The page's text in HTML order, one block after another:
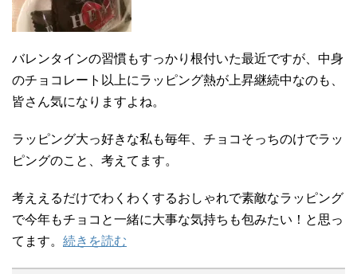
バレンタインの習慣もすっかり根付いた最近ですが、中身
のチョコレート以上にラッピング熱が上昇継続中なのも、
皆さん気になりますよね。
ラッピング大っ好きな私も毎年、チョコそっちのけでラッ
ピングのこと、考えてます。
考ええるだけでわくわくするおしゃれで素敵なラッピング
で今年もチョコと一緒に大事な気持ちも包みたい！と思っ
てます。 続きを読む